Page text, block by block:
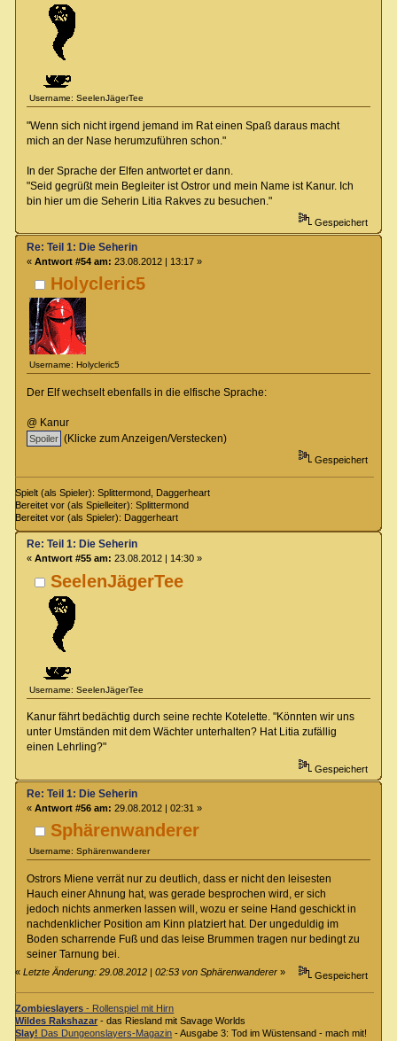
Username: SeelenJägerTee
"Wenn sich nicht irgend jemand im Rat einen Spaß daraus macht
mich an der Nase herumzuführen schon."
In der Sprache der Elfen antwortet er dann.
"Seid gegrüßt mein Begleiter ist Ostror und mein Name ist Kanur. Ich
bin hier um die Seherin Litia Rakves zu besuchen."
Gespeichert
Holycleric5
Username: Holycleric5
Re: Teil 1: Die Seherin
« Antwort #54 am: 23.08.2012 | 13:17 »
Der Elf wechselt ebenfalls in die elfische Sprache:
@ Kanur
(Klicke zum Anzeigen/Verstecken)
Gespeichert
Spielt (als Spieler): Splittermond, Daggerheart
Bereitet vor (als Spielleiter): Splittermond
Bereitet vor (als Spieler): Daggerheart
SeelenJägerTee
Username: SeelenJägerTee
Re: Teil 1: Die Seherin
« Antwort #55 am: 23.08.2012 | 14:30 »
Kanur fährt bedächtig durch seine rechte Kotelette. "Könnten wir uns
unter Umständen mit dem Wächter unterhalten? Hat Litia zufällig
einen Lehrling?"
Gespeichert
Sphärenwanderer
Username: Sphärenwanderer
Re: Teil 1: Die Seherin
« Antwort #56 am: 29.08.2012 | 02:31 »
Ostrors Miene verrät nur zu deutlich, dass er nicht den leisesten
Hauch einer Ahnung hat, was gerade besprochen wird, er sich
jedoch nichts anmerken lassen will, wozu er seine Hand geschickt in
nachdenklicher Position am Kinn platziert hat. Der ungeduldig im
Boden scharrende Fuß und das leise Brummen tragen nur bedingt zu
seiner Tarnung bei.
«Letzte Änderung: 29.08.2012 | 02:53 von Sphärenwanderer » Gespeichert
Zombieslayers - Rollenspiel mit Hirn
Wildes Rakshazar - das Riesland mit Savage Worlds
Slay! Das Dungeonslayers-Magazin - Ausgabe 3: Tod im Wüstensand - mach mit!